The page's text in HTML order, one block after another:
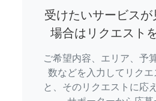
受けたいサービス
場合はリクエスト
ご希望内容、エリア、予
数などを入力してリクエ
と、そのリクエストに応